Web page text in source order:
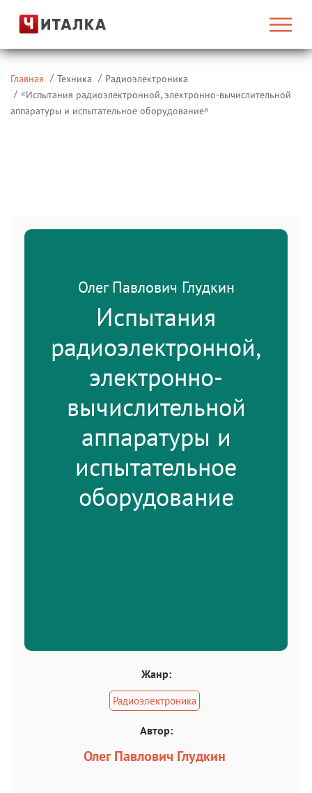
Главная Техника
Радиоэлектроника
«Испытания радиоэлектронной, электронно-вычислительной
аппаратуры и испытательное оборудование»
Олег Павлович Глудкин
Испытания
радиоэлектронной,
электронно-
вычислительной
аппаратуры и
испытательное
оборудование
Жанр:
Радиоэлектроника
Автор:
Олег Павлович Глудкин